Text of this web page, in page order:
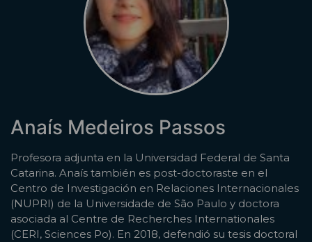
Anaís Medeiros Passos
Profesora adjunta en la Universidad Federal de Santa
Catarina. Anaís también es post-doctoraste en el
Centro de Investigación en Relaciones Internacionales
(NUPRI) de la Universidade de São Paulo y doctora
asociada al Centre de Recherches Internationales
(CERI, Sciences Po). En 2018, defendió su tesis doctoral